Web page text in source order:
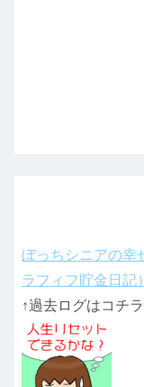
ぼっちシニアの幸
ラフィフ貯金日記）
↑過去ログはコチ